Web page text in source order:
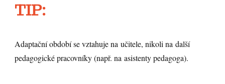
TIP:
Adaptační období se vztahuje na učitele, nikoli na další
pedagogické pracovníky (např. na asistenty pedagoga).